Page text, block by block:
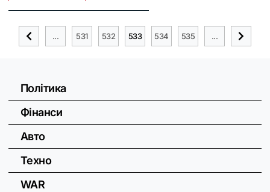
... 531 532 533 534 535 ...
Політика
Фінанси
Авто
Техно
WAR